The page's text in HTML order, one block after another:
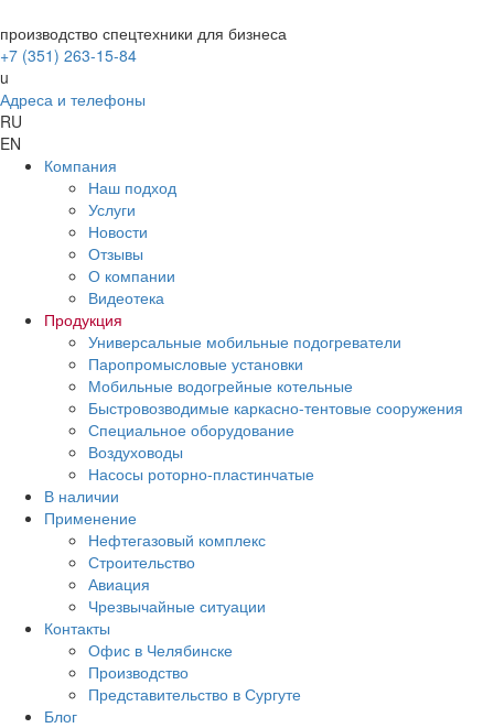
производство спецтехники для бизнеса
+7 (351) 263-15-84
u
Адреса и телефоны
RU
EN
Компания
Наш подход
Услуги
Новости
Отзывы
О компании
Видеотека
Продукция
Универсальные мобильные подогреватели
Паропромысловые установки
Мобильные водогрейные котельные
Быстровозводимые каркасно-тентовые сооружения
Специальное оборудование
Воздуховоды
Насосы роторно-пластинчатые
В наличии
Применение
Нефтегазовый комплекс
Строительство
Авиация
Чрезвычайные ситуации
Контакты
Офис в Челябинске
Производство
Представительство в Сургуте
Блог